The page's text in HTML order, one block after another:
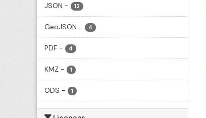
JSON - 12
GeoJSON - 4
PDF - 4
KMZ - 1
ODS - 1